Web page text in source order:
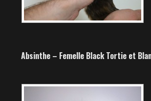
Absinthe – Femelle Black Tortie et